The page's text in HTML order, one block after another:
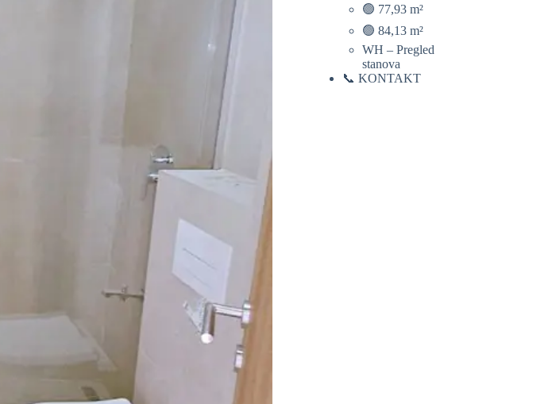
🟢 77,93 m²
🟢 84,13 m²
WH – Pregled
stanova
📞 KONTAKT